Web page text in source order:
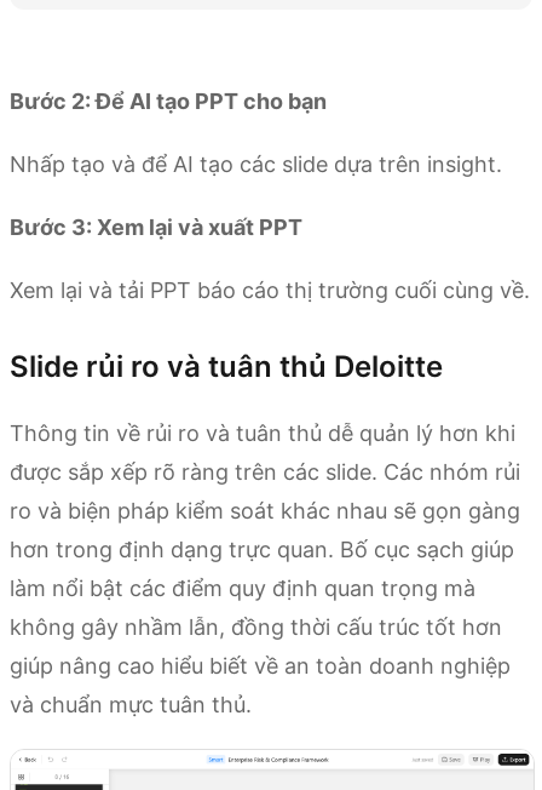
Bước 2: Để AI tạo PPT cho bạn
Nhấp tạo và để AI tạo các slide dựa trên insight.
Bước 3: Xem lại và xuất PPT
Xem lại và tải PPT báo cáo thị trường cuối cùng về.
Slide rủi ro và tuân thủ Deloitte
Thông tin về rủi ro và tuân thủ dễ quản lý hơn khi
được sắp xếp rõ ràng trên các slide. Các nhóm rủi
ro và biện pháp kiểm soát khác nhau sẽ gọn gàng
hơn trong định dạng trực quan. Bố cục sạch giúp
làm nổi bật các điểm quy định quan trọng mà
không gây nhầm lẫn, đồng thời cấu trúc tốt hơn
giúp nâng cao hiểu biết về an toàn doanh nghiệp
và chuẩn mực tuân thủ.